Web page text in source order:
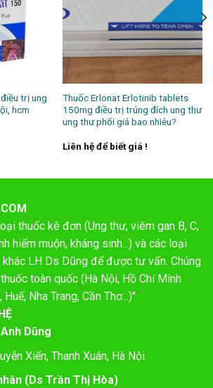
trị ung
hcm
Thuốc Erlonat Erlotinib tablets
150mg điều trị trúng đích ung thư
ung thư phối giá bao nhiêu?
Liên hệ để biết giá !
thuốc kê đơn (Ung thư, viêm gan B, C,
hiếm muộn, kháng sinh...) và các loại
LH Ds Dũng để được tư vấn. Chúng
toàn quốc (Hà Nội, Hồ Chí Minh
Nha Trang, Cần Thơ...)"
Dũng
Xiển, Thanh Xuân, Hà Nội
(Ds Trần Thị Hòa)